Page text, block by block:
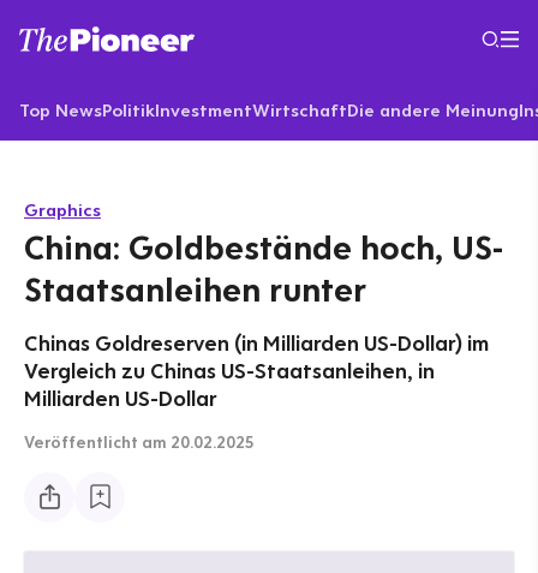
Top NewsPolitikInvestmentWirtschaftDie andere Meinung
Graphics
China: Goldbestände hoch, US-
Staatsanleihen runter
Chinas Goldreserven (in Milliarden US-Dollar) im
Vergleich zu Chinas US-Staatsanleihen, in
Milliarden US-Dollar
Veröffentlicht am 20.02.2025